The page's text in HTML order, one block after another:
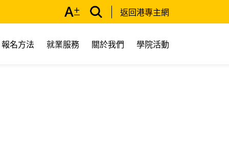
返回港專主網
報名方法 就業服務 關於我們 學院活動